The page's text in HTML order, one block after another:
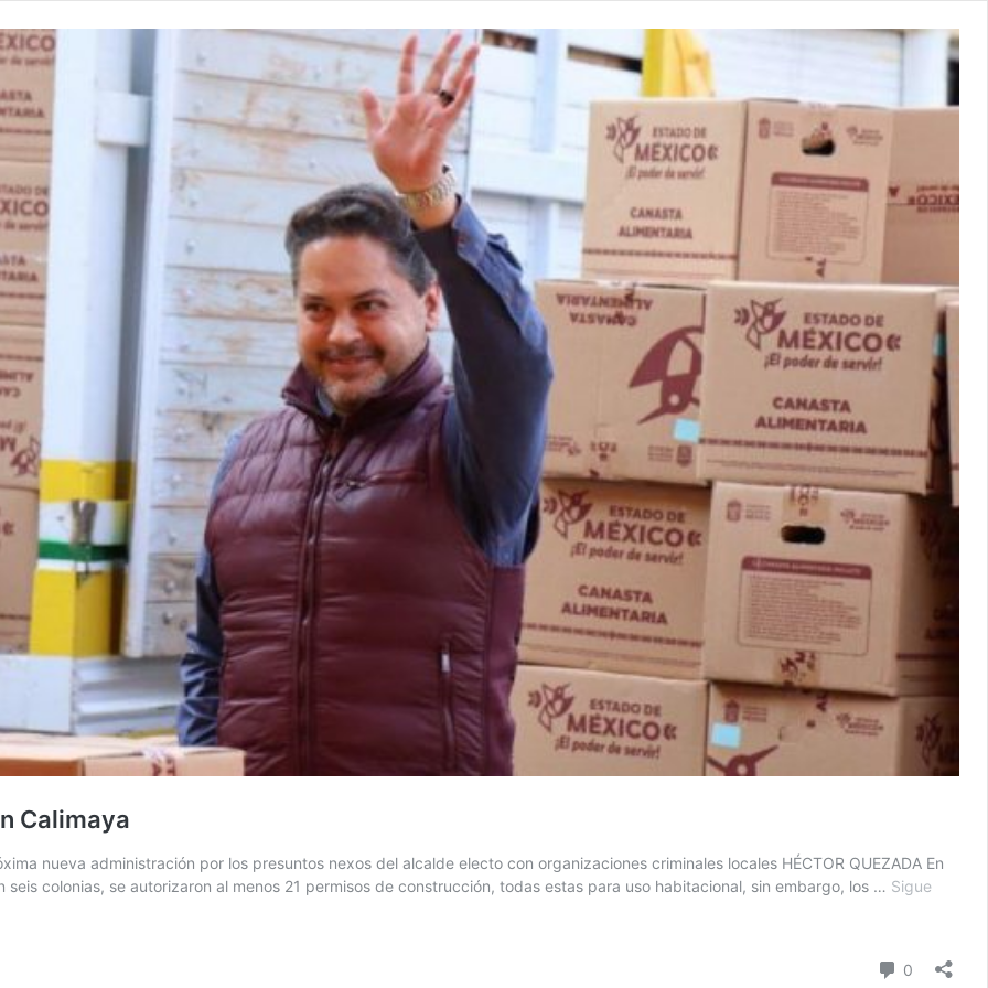
Calimaya
nueva administración por los presuntos nexos del alcalde electo con organizaciones criminales locales HÉCTOR QUEZADA En
colonias, se autorizaron al menos 21 permisos de construcción, todas estas para uso habitacional, sin embargo, los … Sigue
0